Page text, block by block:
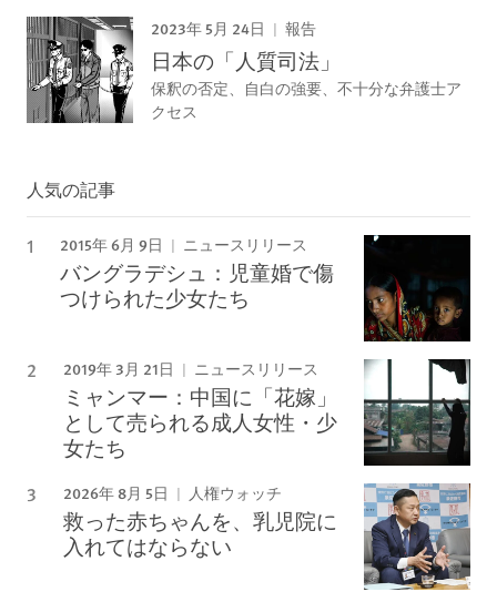
2023年 5月 24日 報告
日本の「人質司法」
保釈の否定、自白の強要、不十分な弁護士ア
クセス
人気の記事
2015年 6月 9日 ニュースリリース
バングラデシュ：児童婚で傷
つけられた少女たち
2019年 3月 21日 ニュースリリース
ミャンマー：中国に「花嫁」
として売られる成人女性・少
女たち
2026年 8月 5日 人権ウォッチ
救った赤ちゃんを、乳児院に
入れてはならない